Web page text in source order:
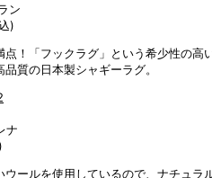
ン
)
点！「フックラグ」という希少性の
質の日本製シャギーラグ。
ナ
ウールを使用しているので、ナチュ